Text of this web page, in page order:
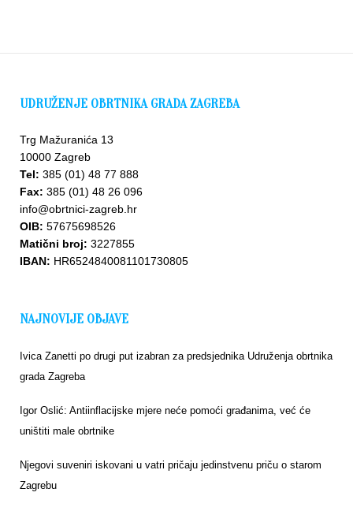
UDRUŽENJE OBRTNIKA GRADA ZAGREBA
Trg Mažuranića 13
10000 Zagreb
Tel: 385 (01) 48 77 888
Fax: 385 (01) 48 26 096
info@obrtnici-zagreb.hr
OIB: 57675698526
Matični broj: 3227855
IBAN: HR6524840081101730805
NAJNOVIJE OBJAVE
Ivica Zanetti po drugi put izabran za predsjednika Udruženja obrtnika
grada Zagreba
Igor Oslić: Antiinflacijske mjere neće pomoći građanima, već će
uništiti male obrtnike
Njegovi suveniri iskovani u vatri pričaju jedinstvenu priču o starom
Zagrebu